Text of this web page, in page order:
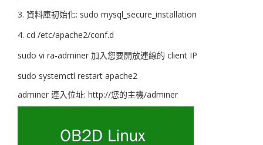
3. 資料庫初始化: sudo mysql_secure_installation
4. cd /etc/apache2/conf.d
sudo vi ra-adminer 加入您要開放連線的 client IP
sudo systemctl restart apache2
adminer 連入位址: http://您的主機/adminer